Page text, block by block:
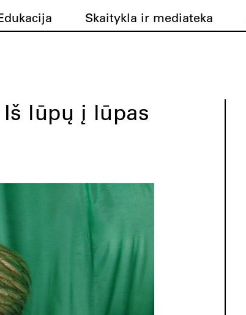
Skaitykla ir mediateka
lūpų į lūpas